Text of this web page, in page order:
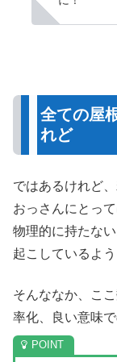
全ての屋
れど
ではあるけれど
おっさんにとっ
物理的に持たな
起こしているよう
そんななか、こ
率化、良い意味